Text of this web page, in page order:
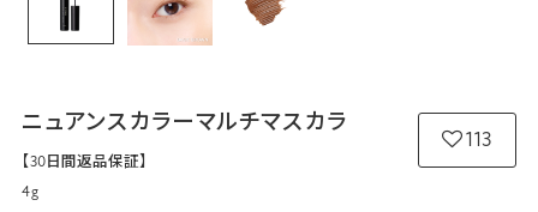
ニュアンスカラーマルチマスカラ
113
【30日間返品保証】
4g